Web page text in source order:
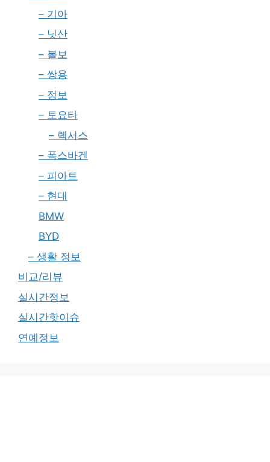
– 기아
– 닛산
– 볼보
– 쌍용
– 정보
– 토요타
– 렉서스
– 폭스바겐
– 피아트
– 현대
BMW
BYD
– 생활 정보
비교/리뷰
실시간정보
실시간핫이슈
연예정보